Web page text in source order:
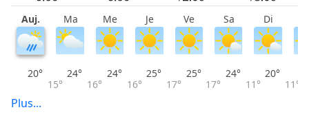
Auj. Ma Me Je Ve Sa Di
20°
15°
24°
16°
24°
16°
25°
17°
25°
17°
24°
11°
20°
11°
Plus...